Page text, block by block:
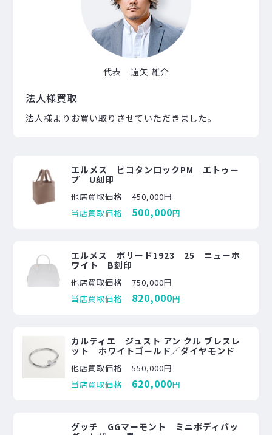
代表 遠矢 雄介
法人様買取
法人様よりお買い取りさせていただきました。
エルメス ピコタンロックPM エトゥー
プ U刻印
他店買取価格
450,000円
当店買取価格
500,000円
エルメス ボリード1923 25 ニューホ
ワイト B刻印
他店買取価格
750,000円
当店買取価格
820,000円
カルティエ ジュスト アン クル ブレスレ
ット ホワイトゴールド／ダイヤモンド
他店買取価格
550,000円
当店買取価格
620,000円
グッチ GGマーモント ミニボディバッ